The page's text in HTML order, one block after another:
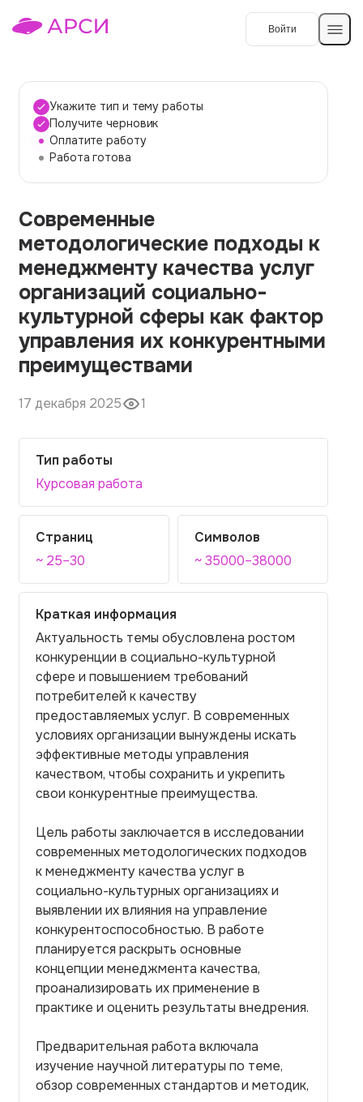
Войти
Темы работ
О сервисе
О компании
Наши гарантии
Порядок оплаты
Вопросы и ответы
Отзывы
Контакты
Укажите тип и тему работы
Получите черновик
Оплатите работу
Работа готова
Современные
методологические подходы к
менеджменту качества услуг
организаций социально-
культурной сферы как фактор
управления их конкурентными
преимуществами
17 декабря 2025 1
Тип работы
Курсовая работа
Страниц
~ 25–30
Символов
~ 35000–38000
Краткая информация
Актуальность темы обусловлена ростом
конкуренции в социально-культурной
сфере и повышением требований
потребителей к качеству
предоставляемых услуг. В современных
условиях организации вынуждены искать
эффективные методы управления
качеством, чтобы сохранить и укрепить
свои конкурентные преимущества.
Цель работы заключается в исследовании
современных методологических подходов
к менеджменту качества услуг в
социально-культурных организациях и
выявлении их влияния на управление
конкурентоспособностью. В работе
планируется раскрыть основные
концепции менеджмента качества,
проанализировать их применение в
практике и оценить результаты внедрения.
Предварительная работа включала
изучение научной литературы по теме,
обзор современных стандартов и методик,